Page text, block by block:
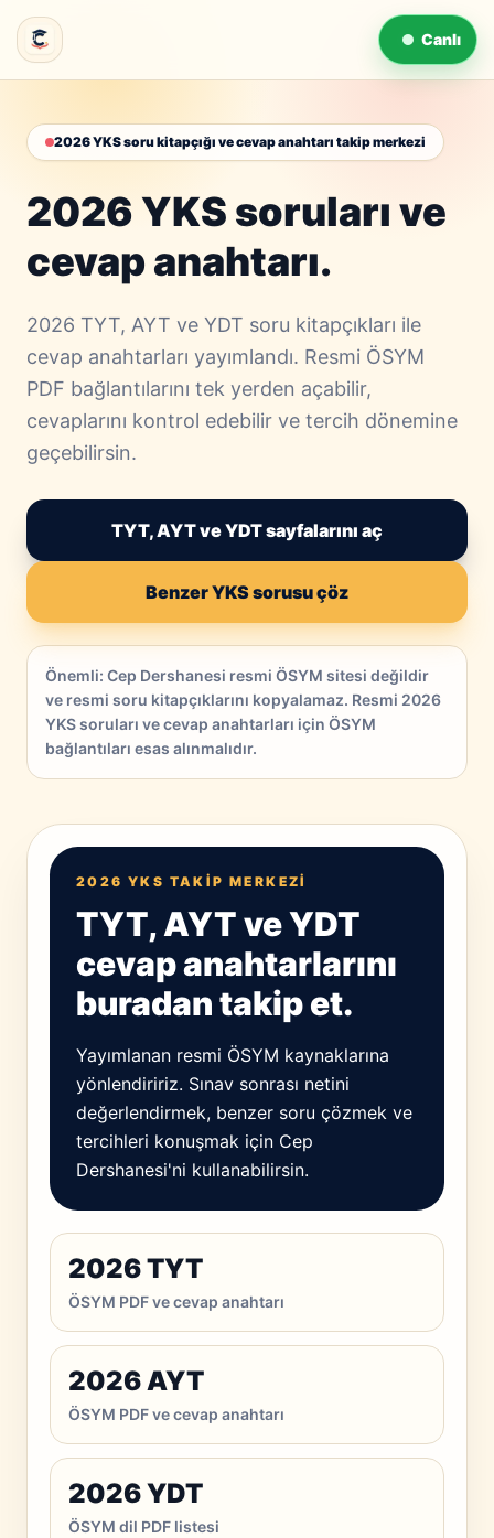
Canlı
2026 YKS soru kitapçığı ve cevap anahtarı takip merkezi
2026 YKS soruları ve
cevap anahtarı.
2026 TYT, AYT ve YDT soru kitapçıkları ile
cevap anahtarları yayımlandı. Resmi ÖSYM
PDF bağlantılarını tek yerden açabilir,
cevaplarını kontrol edebilir ve tercih dönemine
geçebilirsin.
TYT, AYT ve YDT sayfalarını aç
Benzer YKS sorusu çöz
Önemli: Cep Dershanesi resmi ÖSYM sitesi değildir
ve resmi soru kitapçıklarını kopyalamaz. Resmi 2026
YKS soruları ve cevap anahtarları için ÖSYM
bağlantıları esas alınmalıdır.
2026 YKS TAKIP MERKEZI
TYT, AYT ve YDT
cevap anahtarlarını
buradan takip et.
Yayımlanan resmi ÖSYM kaynaklarına
yönlendiririz. Sınav sonrası netini
değerlendirmek, benzer soru çözmek ve
tercihleri konuşmak için Cep
Dershanesi'ni kullanabilirsin.
2026 TYT
ÖSYM PDF ve cevap anahtarı
2026 AYT
ÖSYM PDF ve cevap anahtarı
2026 YDT
ÖSYM dil PDF listesi